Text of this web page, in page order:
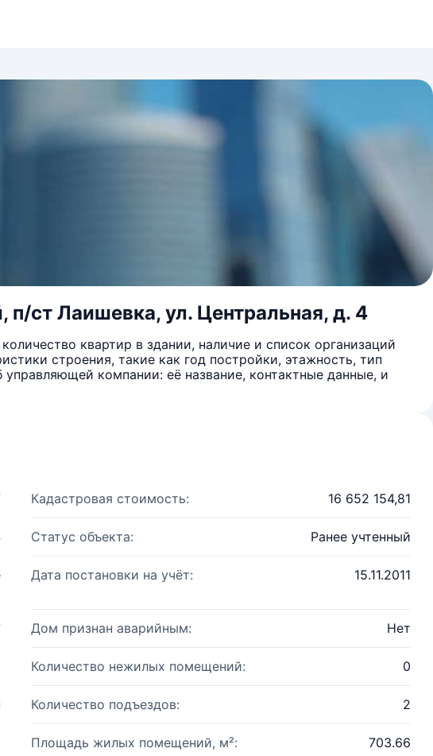
п/ст Лаишевка, ул. Центральная, д. 4
квартир в здании, наличие и список организаций
строения, такие как год постройки, этажность, тип
компании: её название, контактные данные, и
Кадастровая стоимость: 16 652 154,81
Статус объекта: Ранее учтенный
Дата постановки на учёт: 15.11.2011
Дом признан аварийным: Нет
Количество нежилых помещений: 0
Количество подъездов: 2
Площадь жилых помещений, м²: 703.66